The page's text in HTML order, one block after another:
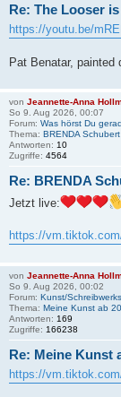
Re: The Looser
https://youtu.be/
Pat Benatar, painted
von Jeannette-Anna
So 9. Aug 2026, 00:07
Forum: Was hörst Du
Thema: BRENDA Schubert
Antworten: 10
Zugriffe: 4564
Re: BRENDA
Jetzt live:
https://
von Jeannette-Anna
So 9. Aug 2026, 00:02
Forum: Kunst/
Thema: Meine Kunst ab
Antworten: 169
Zugriffe: 166238
Re: Meine Kunst
https://